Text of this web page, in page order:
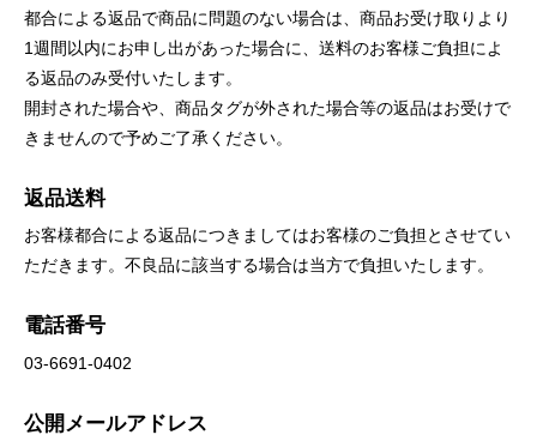
都合による返品で商品に問題のない場合は、商品お受け取りより
1週間以内にお申し出があった場合に、送料のお客様ご負担によ
る返品のみ受付いたします。
開封された場合や、商品タグが外された場合等の返品はお受けで
きませんので予めご了承ください。
返品送料
お客様都合による返品につきましてはお客様のご負担とさせてい
ただきます。不良品に該当する場合は当方で負担いたします。
電話番号
03-6691-0402
公開メールアドレス